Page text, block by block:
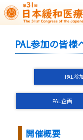
PAL参加の皆様
PAL参
PAL企画
開催概要